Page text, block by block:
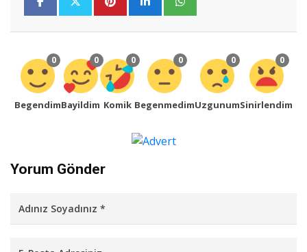
0
Begendim
0
Bayildim
0
Komik
0
Begenmedim
0
Uzgunum
0
Sinirlendim
Yorum Gönder